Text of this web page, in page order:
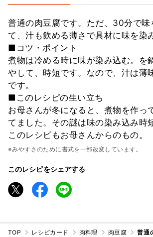
普通の肉豆腐です。ただ、30分で味
て、汁も飲める薄さで具材に味を染
■コツ・ポイント
煮物は冷める時に味が染み込む。を
やして、時短です。なので、汁は薄
です。
■このレシピの生い立ち
お母さんが冬になると、煮物を作っ
てました。その謎は味の染み込み時
このレシピもお母さんからのもの。
※みやすさのために書式を一部改変しています。
このレシピをシェアする
TOP レシピカード 肉料理 肉豆腐 普通